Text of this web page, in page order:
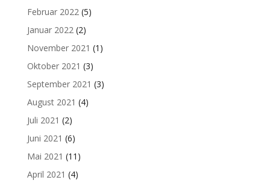
Februar 2022(5)
Januar 2022(2)
November 2021 (1)
Oktober 2021 (3)
September 2021 (3)
August 2021 (4)
Juli 2021 (2)
Juni 2021 (6)
Mai 2021 (11)
April 2021 (4)